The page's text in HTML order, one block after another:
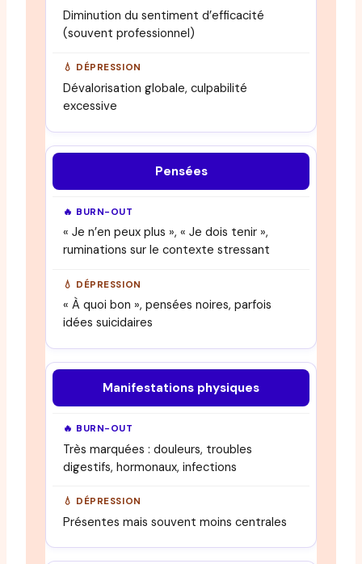
Diminution du sentiment d’efficacité
(souvent professionnel)
Dévalorisation globale, culpabilité
excessive
Pensées
« Je n’en peux plus », « Je dois tenir »,
ruminations sur le contexte stressant
« À quoi bon », pensées noires, parfois
idées suicidaires
Manifestations physiques
Très marquées : douleurs, troubles
digestifs, hormonaux, infections
Présentes mais souvent moins centrales